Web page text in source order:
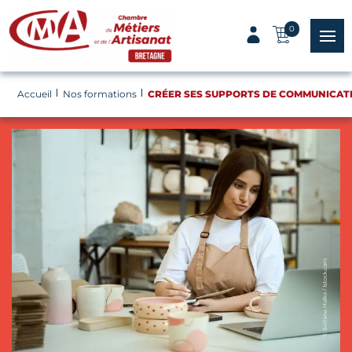
Panneau de gestion des cookies
0
menu
Accueil Nos formations CRÉER SES SUPPORTS DE